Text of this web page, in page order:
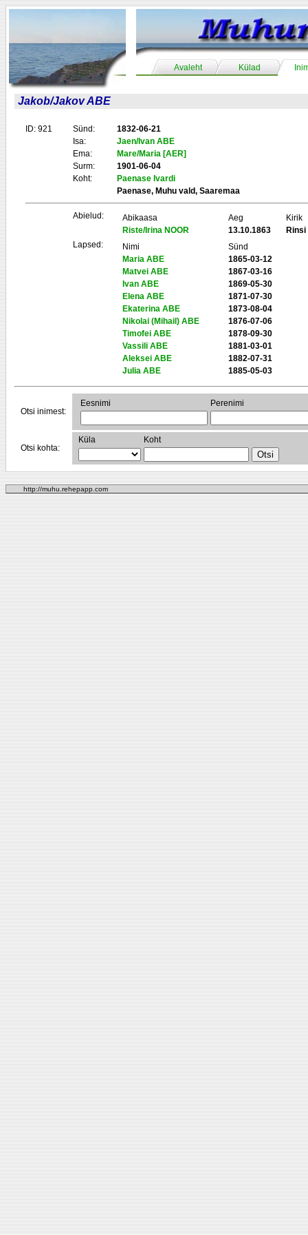
Avaleht Külad
Jakob/Jakov ABE
ID: 921 Sünd:
1832-06-21
Isa:
Jaen/Ivan ABE
Ema:
Mare/Maria [AER]
Surm:
1901-06-04
Koht:
Paenase Ivardi
Paenase, Muhu vald, Saaremaa
Abielud: Abikaasa Aeg
Kirik
Riste/Irina NOOR
13.10.1863
Rinsi
Lapsed:
Nimi
Sünd
Maria ABE
1865-03-12
Matvei ABE
1867-03-16
Ivan ABE
1869-05-30
Elena ABE
1871-07-30
Ekaterina ABE
1873-08-04
Nikolai (Mihail) ABE
1876-07-06
Timofei ABE
1878-09-30
Vassili ABE
1881-03-01
Aleksei ABE
1882-07-31
Julia ABE
1885-05-03
Otsi inimest:
Eesnimi Perenimi
Otsi kohta:
Küla Koht
http://muhu.rehepapp.com